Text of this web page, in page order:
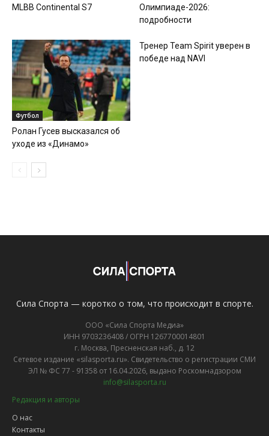
MLBB Continental S7
Олимпиаде-2026:
подробности
Футбол
Ролан Гусев высказался об
уходе из «Динамо»
Тренер Team Spirit уверен в
победе над NAVI
Сила Спорта — коротко о том, что происходит в спорте.
ООО «Сила Спорта Медиа»
ИНН 9703236408 / ОГРН 1267700014801
г. Москва, Пресненская наб., д. 12
Сетевое издание «silasporta.ru». Свидетельство о регистрации СМИ
ЭЛ № ФС 77 - 91358 от 16.04.2026, выдано Роскомнадзором
info@silasporta.ru
Редакция и авторы
О нас
Контакты